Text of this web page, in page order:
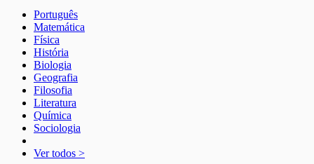
Português
Matemática
Física
História
Biologia
Geografia
Filosofia
Literatura
Química
Sociologia
Ver todos >